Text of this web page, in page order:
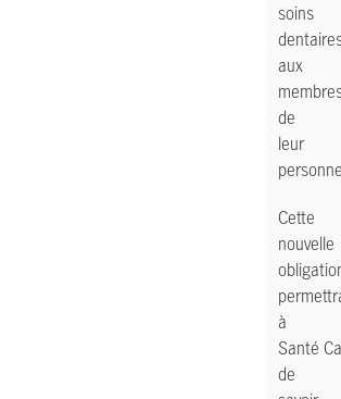
soins
aux
de
leur
Cette
nouvelle
à
Santé
de